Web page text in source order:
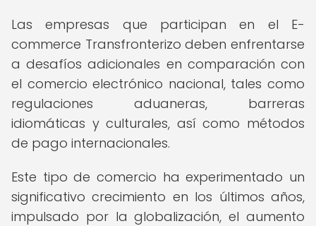
Las empresas que participan en el E-
commerce Transfronterizo deben enfrentarse
a desafíos adicionales en comparación con
el comercio electrónico nacional, tales como
regulaciones aduaneras, barreras
idiomáticas y culturales, así como métodos
de pago internacionales.
Este tipo de comercio ha experimentado un
significativo crecimiento en los últimos años,
impulsado por la globalización, el aumento